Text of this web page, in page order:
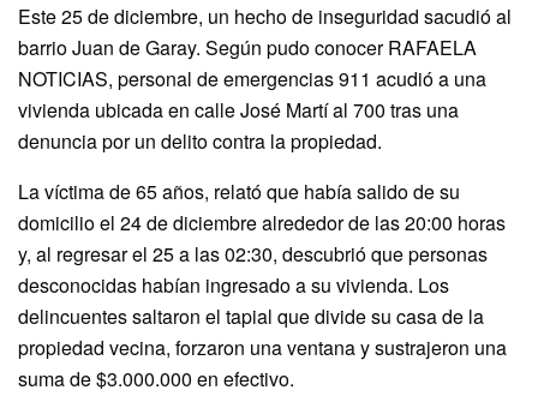
Este 25 de diciembre, un hecho de inseguridad sacudió al
barrio Juan de Garay. Según pudo conocer RAFAELA
NOTICIAS, personal de emergencias 911 acudió a una
vivienda ubicada en calle José Martí al 700 tras una
denuncia por un delito contra la propiedad.
La víctima de 65 años, relató que había salido de su
domicilio el 24 de diciembre alrededor de las 20:00 horas
y, al regresar el 25 a las 02:30, descubrió que personas
desconocidas habían ingresado a su vivienda. Los
delincuentes saltaron el tapial que divide su casa de la
propiedad vecina, forzaron una ventana y sustrajeron una
suma de $3.000.000 en efectivo.